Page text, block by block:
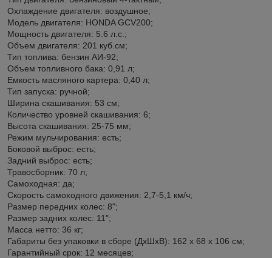
Охлаждение двигателя: воздушное;
Модель двигателя: HONDA GCV200;
Мощность двигателя: 5.6 л.с.;
Объем двигателя: 201 куб.см;
Тип топлива: бензин АИ-92;
Объем топливного бака: 0,91 л;
Емкость масляного картера: 0,40 л;
Тип запуска: ручной;
Ширина скашивания: 53 см;
Количество уровней скашивания: 6;
Высота скашивания: 25-75 мм;
Режим мульчирования: есть;
Боковой выброс: есть;
Задний выброс: есть;
Травосборник: 70 л;
Самоходная: да;
Скорость самоходного движения: 2,7-5,1 км/ч;
Размер передних колес: 8";
Размер задних колес: 11";
Масса нетто: 36 кг;
Габариты без упаковки в сборе (ДхШхВ): 162 x 68 x 106 см;
Гарантийный срок: 12 месяцев;